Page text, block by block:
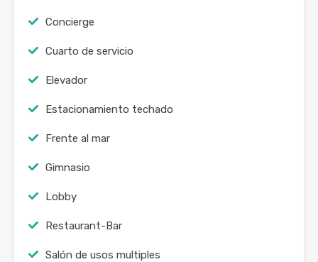
Concierge
Cuarto de servicio
Elevador
Estacionamiento techado
Frente al mar
Gimnasio
Lobby
Restaurant-Bar
Salón de usos multiples